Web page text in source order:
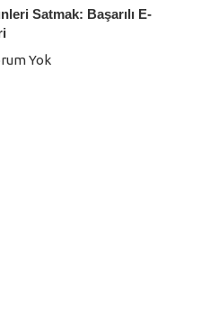
Satmak: Başarılı E-
Yok